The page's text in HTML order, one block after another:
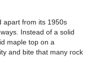
apart from its 1950s
Instead of a solid
maple top on a
and bite that many rock